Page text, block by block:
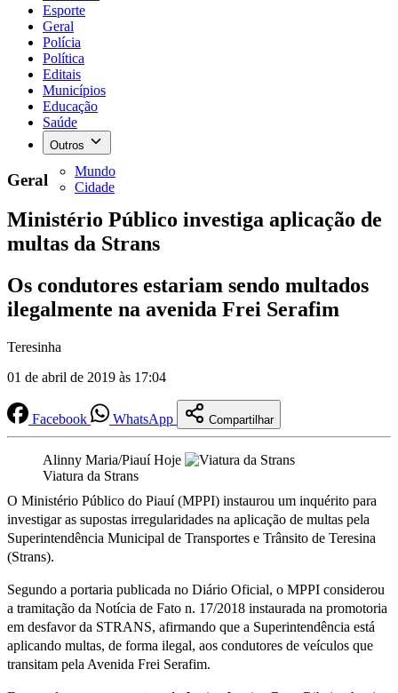
Esporte
Geral
Polícia
Política
Editais
Municípios
Educação
Saúde
Outros
Mundo
Cidade
Geral
Ministério Público investiga aplicação de
multas da Strans
Os condutores estariam sendo multados
ilegalmente na avenida Frei Serafim
Teresinha
01 de abril de 2019 às 17:04
Facebook WhatsApp Compartilhar
Alinny Maria/Piauí Hoje
Viatura da Strans
O Ministério Público do Piauí (MPPI) instaurou um inquérito para
investigar as supostas irregularidades na aplicação de multas pela
Superintendência Municipal de Transportes e Trânsito de Teresina
(Strans).
Segundo a portaria publicada no Diário Oficial, o MPPI considerou
a tramitação da Notícia de Fato n. 17/2018 instaurada na promotoria
em desfavor da STRANS, afirmando que a Superintendência está
aplicando multas, de forma ilegal, aos condutores de veículos que
transitam pela Avenida Frei Serafim.